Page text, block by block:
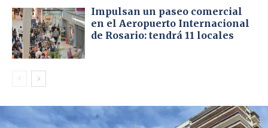
Impulsan un paseo comercial
en el Aeropuerto Internacional
de Rosario: tendrá 11 locales